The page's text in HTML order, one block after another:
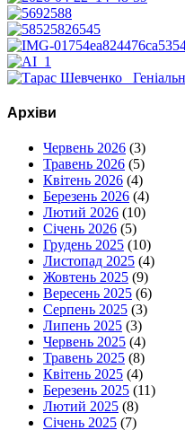
Архіви
Червень 2026 (3)
Травень 2026 (5)
Квітень 2026 (4)
Березень 2026 (4)
Лютий 2026 (10)
Січень 2026 (5)
Грудень 2025 (10)
Листопад 2025 (4)
Жовтень 2025 (9)
Вересень 2025 (6)
Серпень 2025 (3)
Липень 2025 (3)
Червень 2025 (4)
Травень 2025 (8)
Квітень 2025 (4)
Березень 2025 (11)
Лютий 2025 (8)
Січень 2025 (7)